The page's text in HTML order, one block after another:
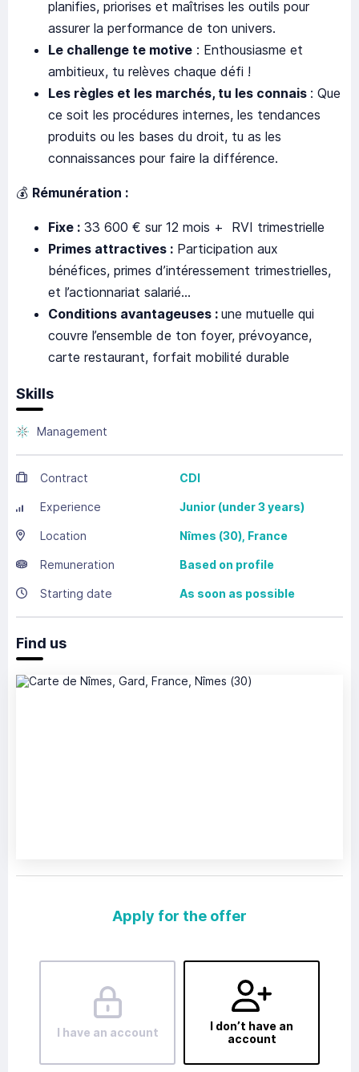
planifies, priorises et maîtrises les outils pour
assurer la performance de ton univers.
Le challenge te motive : Enthousiasme et
ambitieux, tu relèves chaque défi !
Les règles et les marchés, tu les connais : Que
ce soit les procédures internes, les tendances
produits ou les bases du droit, tu as les
connaissances pour faire la différence.
💰 Rémunération :
Fixe : 33 600 € sur 12 mois + RVI trimestrielle
Primes attractives : Participation aux
bénéfices, primes d’intéressement trimestrielles,
et l’actionnariat salarié…
Conditions avantageuses : une mutuelle qui
couvre l’ensemble de ton foyer, prévoyance,
carte restaurant, forfait mobilité durable
Skills
Management
Contract CDI
Experience Junior (under 3 years)
Location Nîmes (30), France
Remuneration Based on profile
Starting date As soon as possible
Find us
Apply for the offer
I have an account
I don’t have an
account